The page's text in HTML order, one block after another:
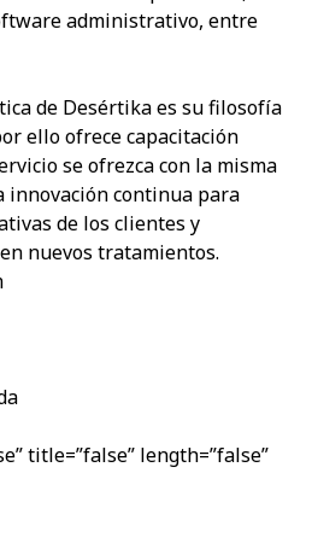
administrativo, entre
de Desértika es su filosofía
ello ofrece capacitación
se ofrezca con la misma
innovación continua para
de los clientes y
nuevos tratamientos.
title=”false” length=”false”